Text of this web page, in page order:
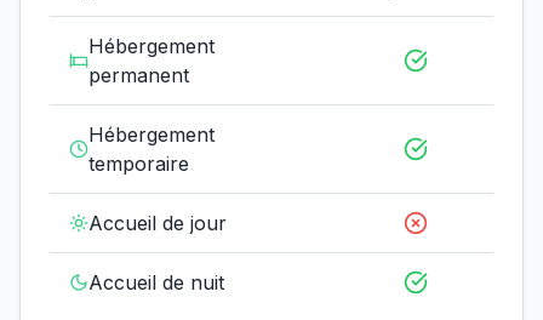
Hébergement
permanent
Hébergement
temporaire
Accueil de jour
Accueil de nuit